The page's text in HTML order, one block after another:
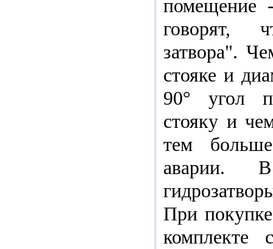
помещение
говорят,
затвора".
стояке и
90° угол
стояку и
тем
аварии.
При
комплекте